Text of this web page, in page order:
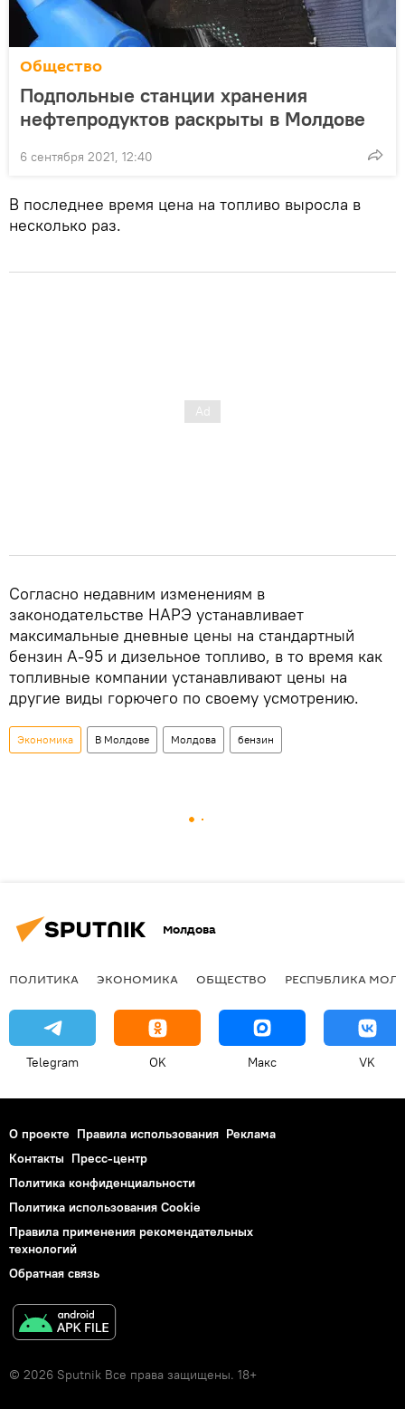
Общество
Подпольные станции хранения
нефтепродуктов раскрыты в Молдове
6 сентября 2021, 12:40
В последнее время цена на топливо выросла в
несколько раз.
Согласно недавним изменениям в
законодательстве НАРЭ устанавливает
максимальные дневные цены на стандартный
бензин А-95 и дизельное топливо, в то время как
топливные компании устанавливают цены на
другие виды горючего по своему усмотрению.
Экономика В Молдове Молдова бензин
Молдова
ПОЛИТИКА ЭКОНОМИКА ОБЩЕСТВО РЕСПУБЛИКА
Telegram OK Макс VK
О проекте Правила использования Реклама
Контакты Пресс-центр
Политика конфиденциальности
Политика использования Cookie
Правила применения рекомендательных
технологий
Обратная связь
© 2026 Sputnik Все права защищены. 18+